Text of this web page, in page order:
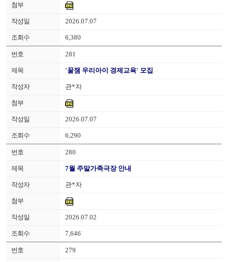
2026.07.07
6,380
281
'꿀잼 우리아이 경제교육' 모집
관*자
2026.07.07
6,290
280
7월 주말가족극장 안내
관*자
2026.07.02
7,646
279